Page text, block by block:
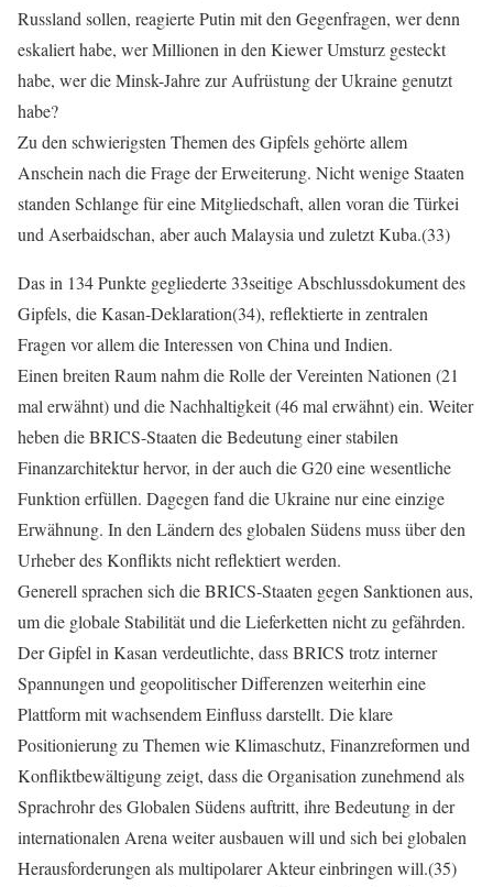
Russland sollen, reagierte Putin mit den Gegenfragen, wer denn
eskaliert habe, wer Millionen in den Kiewer Umsturz gesteckt
habe, wer die Minsk-Jahre zur Aufrüstung der Ukraine genutzt
habe?
Zu den schwierigsten Themen des Gipfels gehörte allem
Anschein nach die Frage der Erweiterung. Nicht wenige Staaten
standen Schlange für eine Mitgliedschaft, allen voran die Türkei
und Aserbaidschan, aber auch Malaysia und zuletzt Kuba.(33)
Das in 134 Punkte gegliederte 33seitige Abschlussdokument des
Gipfels, die Kasan-Deklaration(34), reflektierte in zentralen
Fragen vor allem die Interessen von China und Indien.
Einen breiten Raum nahm die Rolle der Vereinten Nationen (21
mal erwähnt) und die Nachhaltigkeit (46 mal erwähnt) ein. Weiter
heben die BRICS-Staaten die Bedeutung einer stabilen
Finanzarchitektur hervor, in der auch die G20 eine wesentliche
Funktion erfüllen. Dagegen fand die Ukraine nur eine einzige
Erwähnung. In den Ländern des globalen Südens muss über den
Urheber des Konflikts nicht reflektiert werden.
Generell sprachen sich die BRICS-Staaten gegen Sanktionen aus,
um die globale Stabilität und die Lieferketten nicht zu gefährden.
Der Gipfel in Kasan verdeutlichte, dass BRICS trotz interner
Spannungen und geopolitischer Differenzen weiterhin eine
Plattform mit wachsendem Einfluss darstellt. Die klare
Positionierung zu Themen wie Klimaschutz, Finanzreformen und
Konfliktbewältigung zeigt, dass die Organisation zunehmend als
Sprachrohr des Globalen Südens auftritt, ihre Bedeutung in der
internationalen Arena weiter ausbauen will und sich bei globalen
Herausforderungen als multipolarer Akteur einbringen will.(35)